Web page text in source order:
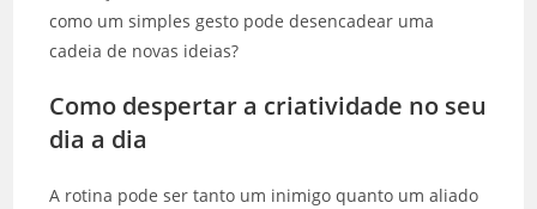
como um simples gesto pode desencadear uma
cadeia de novas ideias?
Como despertar a criatividade no seu
dia a dia
A rotina pode ser tanto um inimigo quanto um aliado